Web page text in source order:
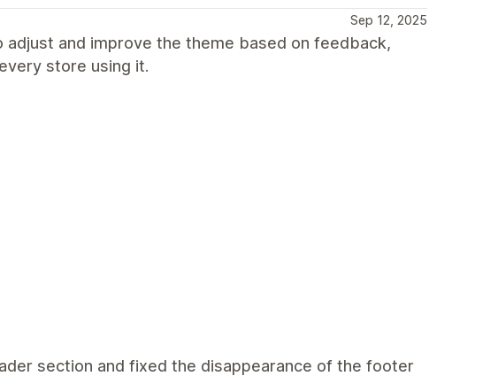
Sep 12, 2025
and improve the theme based on feedback,
store using it.
section and fixed the disappearance of the footer